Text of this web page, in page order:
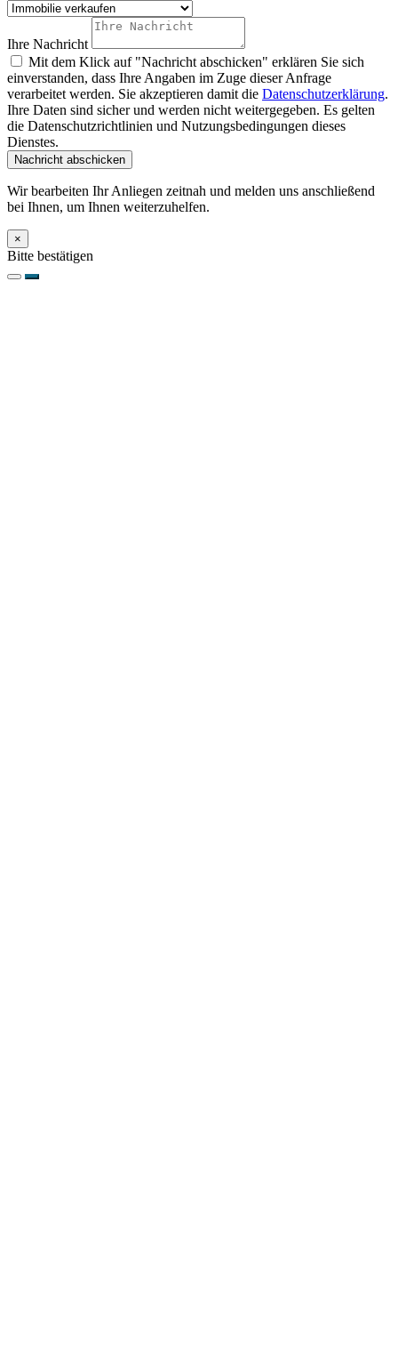
Ihre Nachricht
Mit dem Klick auf "Nachricht abschicken" erklären Sie sich
einverstanden, dass Ihre Angaben im Zuge dieser Anfrage
verarbeitet werden. Sie akzeptieren damit die Datenschutzerklärung.
Ihre Daten sind sicher und werden nicht weitergegeben. Es gelten
die Datenschutzrichtlinien und Nutzungsbedingungen dieses
Dienstes.
Nachricht abschicken
Wir bearbeiten Ihr Anliegen zeitnah und melden uns anschließend
bei Ihnen, um Ihnen weiterzuhelfen.
×
Bitte bestätigen